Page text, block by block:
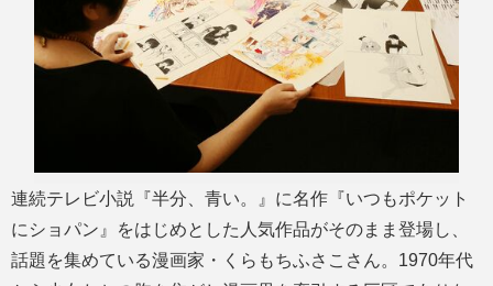
連続テレビ小説『半分、青い。』に名作『いつもポケット
にショパン』をはじめとした人気作品がそのまま登場し、
話題を集めている漫画家・くらもちふさこさん。1970年代